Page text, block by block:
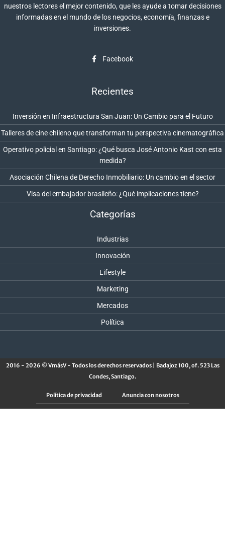
nuestros lectores el mejor contenido, que les ayude a tomar decisiones
informadas en el mundo de los negocios, economía, finanzas e
inversiones.
Facebook
Recientes
Inversión en Infraestructura San Juan: Un Cambio para el Futuro
Talleres de cine chileno que transforman tu perspectiva cinematográfica
Operativo policial en Santiago: ¿Qué busca José Antonio Kast con esta
medida?
Asociación Chilena de Derecho Inmobiliario: Un cambio en el sector
Visa del embajador brasileño: ¿Qué implicaciones tiene?
Categorías
Industrias
Innovación
Lifestyle
Marketing
Mercados
Política
2016 - 2026 © VmásV - Todos los derechos reservados | Badajoz 100, of. 523 Las
Condes, Santiago.
Política de privacidad Anuncia con nosotros